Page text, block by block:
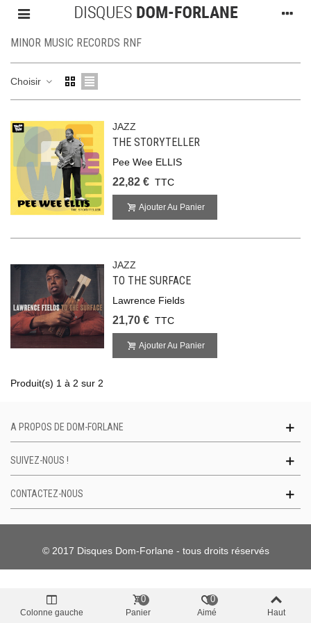
MINOR MUSIC RECORDS RNF
Choisir
JAZZ
THE STORYTELLER
Pee Wee ELLIS
22,82 € TTC
Ajouter Au Panier
JAZZ
TO THE SURFACE
Lawrence Fields
21,70 € TTC
Ajouter Au Panier
Produit(s) 1 à 2 sur 2
A PROPOS DE DOM-FORLANE
SUIVEZ-NOUS !
CONTACTEZ-NOUS
© 2017 Disques Dom-Forlane - tous droits réservés
Colonne gauche Panier
0
Aimé
0
Haut